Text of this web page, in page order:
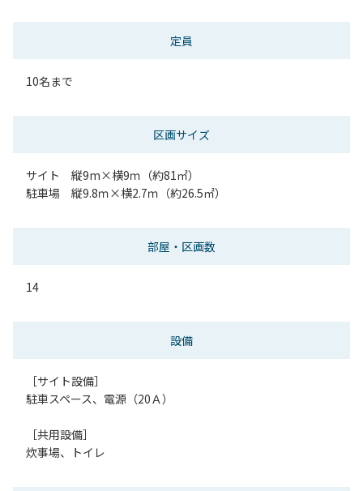
定員
10名まで
区画サイズ
サイト 縦9m×横9ｍ（約81㎡）
駐車場 縦9.8ｍ×横2.7ｍ（約26.5㎡）
部屋・区画数
14
設備
［サイト設備］
駐車スペース、電源（20Ａ）
［共用設備］
炊事場、トイレ